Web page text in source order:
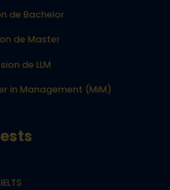
de Bachelor
de Master
de LLM
in Management (MiM)
IELTS